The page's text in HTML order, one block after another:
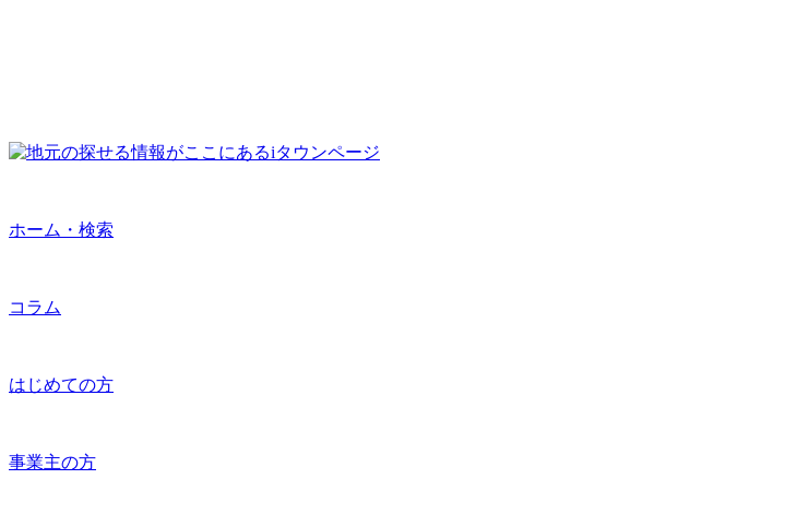
ホーム・検索
コラム
はじめての方
事業主の方